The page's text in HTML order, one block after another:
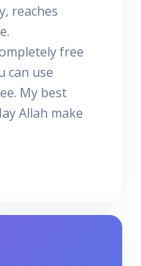
reaches
free
can use
My best
Allah make